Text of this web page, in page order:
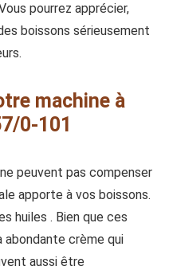
pourrez apprécier,
boissons sérieusement
machine à
0-101
peuvent pas compenser
apporte à vos boissons.
huiles . Bien que ces
abondante crème qui
aussi être